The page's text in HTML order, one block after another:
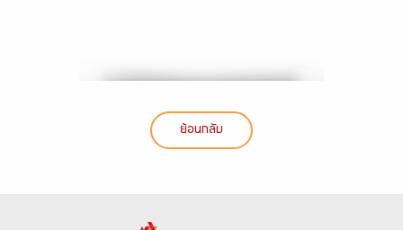
ย้อนกลับ